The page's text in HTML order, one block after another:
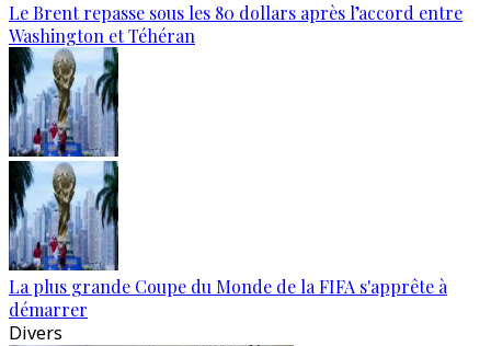
Le Brent repasse sous les 80 dollars après l’accord entre
Washington et Téhéran
La plus grande Coupe du Monde de la FIFA s'apprête à
démarrer
Divers